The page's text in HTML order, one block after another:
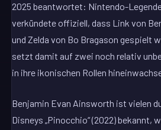
2025 beantwortet: Nintendo-
verkündete offiziell, dass Link von
und Zelda von Bo Bragason gespielt
setzt damit auf zwei noch relativ
in ihre ikonischen Rollen
Benjamin Evan Ainsworth ist vielen
Disneys „Pinocchio“ (2022) bekannt,